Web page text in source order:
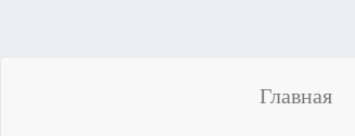
Главная